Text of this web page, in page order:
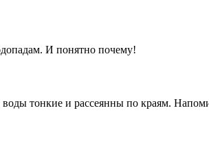
И понятно почему!
тонкие и рассеянны по краям.